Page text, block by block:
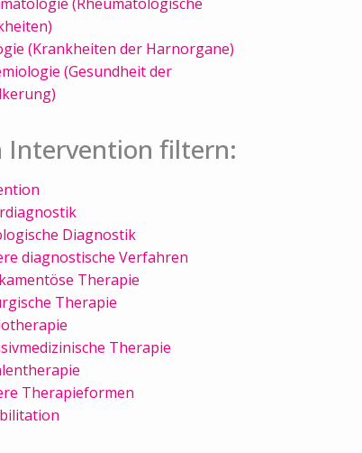
(Krankheiten der Harnorgane)
(Gesundheit der
Intervention filtern:
Diagnostik
diagnostische Verfahren
Therapie
Therapie
Therapie
Therapieformen